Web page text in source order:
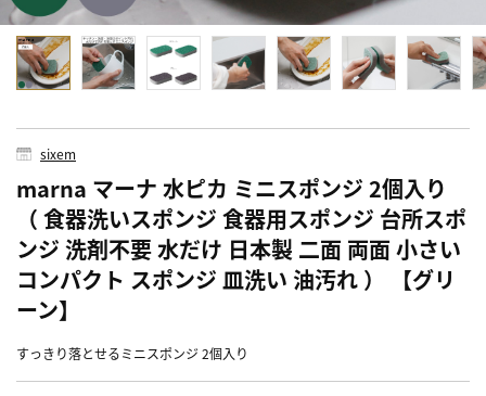
sixem
marna マーナ 水ピカ ミニスポンジ 2個入り
（ 食器洗いスポンジ 食器用スポンジ 台所スポ
ンジ 洗剤不要 水だけ 日本製 二面 両面 小さい
コンパクト スポンジ 皿洗い 油汚れ ） 【グリ
ーン】
すっきり落とせるミニスポンジ 2個入り